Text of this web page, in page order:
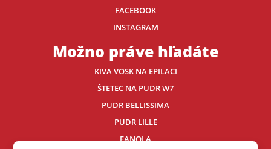
FACEBOOK
INSTAGRAM
Možno práve hľadáte
KIVA VOSK NA EPILACI
ŠTETEC NA PUDR W7
PUDR BELLISSIMA
PUDR LILLE
FANOLA